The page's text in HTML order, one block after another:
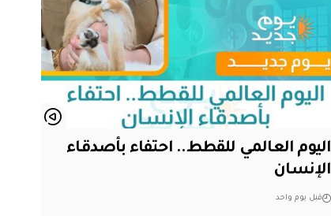
اليوم العالمي للقطط.. احتفاء بأصدقاء
الإنسان
قبل يوم واحد